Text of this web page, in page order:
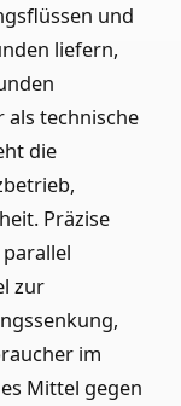
und
liefern,
als technische
die
Präzise
zur
im
Mittel gegen